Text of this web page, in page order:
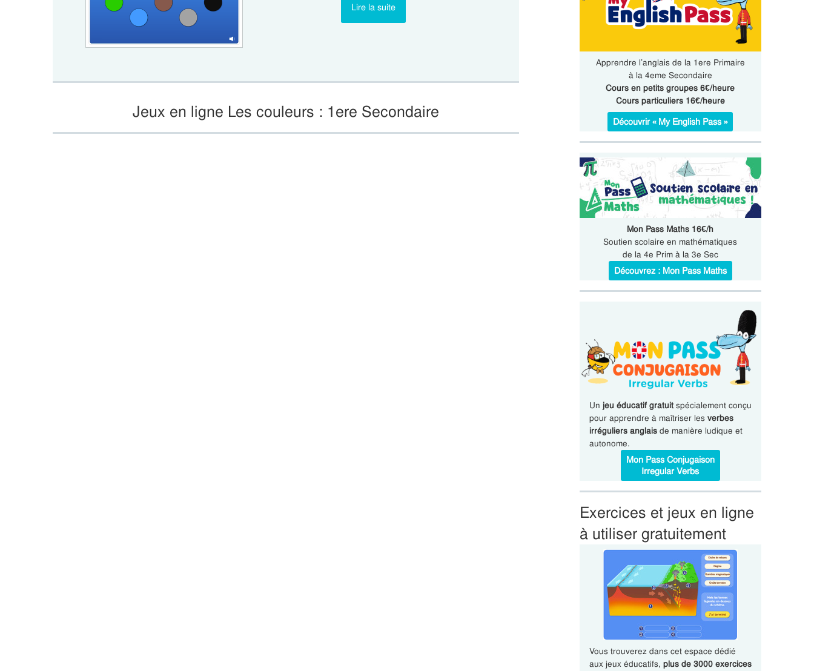
Lire la suite
Jeux en ligne Les couleurs : 1ere Secondaire
Apprendre l’anglais de la 1ere Primaire
à la 4eme Secondaire
Cours en petits groupes 6€/heure
Cours particuliers 16€/heure
Découvrir « My English Pass »
Mon Pass Maths 16€/h
Soutien scolaire en mathématiques
de la 4e Prim à la 3e Sec
Découvrez : Mon Pass Maths
Un jeu éducatif gratuitspécialement conçu
pour apprendre à maîtriser les verbes
irréguliers anglaisde manière ludique et
autonome.
Mon Pass Conjugaison
Irregular Verbs
Exercices et jeux en ligne
à utiliser gratuitement
Vous trouverez dans cet espace dédié
aux jeux éducatifs, plus de 3000 exercices